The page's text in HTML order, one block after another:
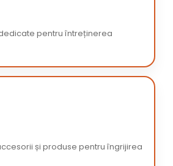
pentru întreținerea
și produse pentru îngrijirea